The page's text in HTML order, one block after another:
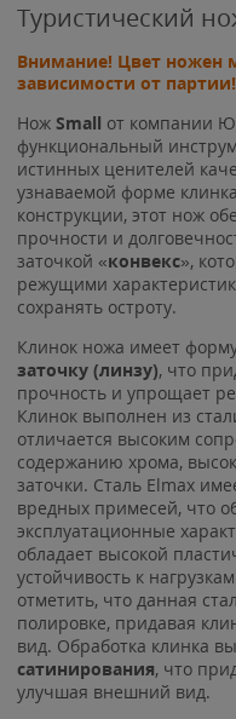
Туристический
Внимание! Цвет ножен
зависимости от партии!
Нож Small от компании
функциональный
истинных ценителей
узнаваемой форме
конструкции, этот нож
прочности и
заточкой «конвекс»,
режущими
сохранять остроту.
Клинок ножа имеет
заточку (линзу), что
прочность и упрощает
Клинок выполнен из
отличается высоким
содержанию хрома,
заточки. Сталь Elmax
вредных примесей, что
эксплуатационные
обладает высокой
устойчивость к
отметить, что данная
полировке, придавая
вид. Обработка клинка
сатинирования, что
улучшая внешний вид.